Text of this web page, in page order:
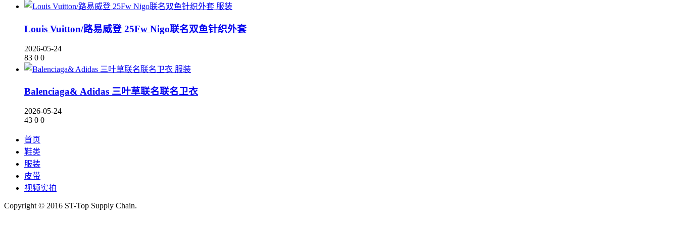
服装
Louis Vuitton/路易威登 25Fw Nigo联名双鱼针织外套
2026-05-24
83 0 0
服装
Balenciaga& Adidas 三叶草联名联名卫衣
2026-05-24
43 0 0
首页
鞋类
服装
皮带
视频实拍
Copyright © 2016 ST-Top Supply Chain.